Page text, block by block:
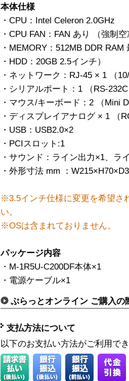
本体仕様
・CPU：Intel Celeron 2.0GHz
・CPU FAN：FAN あり （強制
・MEMORY：512MB DDR RAM
・HDD：20GB 2.5インチ）
・ネットワーク：RJ-45 × 1 （
・シリアルポート：1 （RS-
・マウス/キーボード：2 （Mini
・ディスプレイアナログ × 1 （
・USB：USB2.0×2
・PCIスロット:1
・サウンド：ライン出力×1、ラ
・外形寸法 mm ：
※3.5インチ仕様に変更を希望さ
い。
※OSは含まれておりません。
パッケージ内容
・M-1R5U-C200DF本体×1
・電源ケーブル×1
ぷらっとオンライン ご購入の
支払方法について
以下のお支払い方法がご利用で